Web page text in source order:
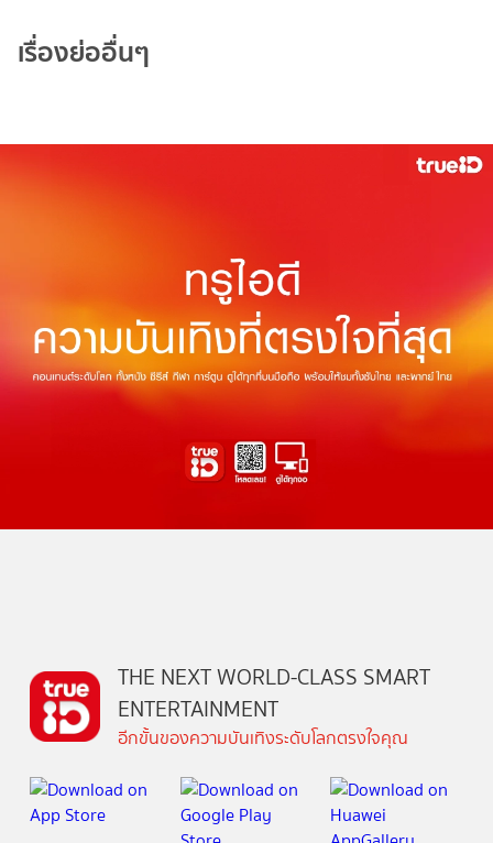
เรื่องย่ออื่นๆ
THE NEXT WORLD-CLASS SMART
ENTERTAINMENT
อีกขั้นของความบันเทิงระดับโลกตรงใจคุณ